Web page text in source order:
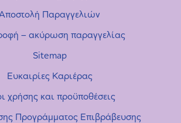
Παραγγελιών
– ακύρωση παραγγελίας
Sitemap
Ευκαιρίες Καριέρας
χρήσης και προϋποθέσεις
Προγράμματος Επιβράβευσης